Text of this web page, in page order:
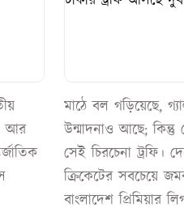
আর
মাঠে বল গড়িয়েছে,
উন্মাদনাও আছে; কিন্তু
সেই চিরচেনা ট্রফি।
ক্রিকেটের সবচেয়ে
বাংলাদেশ প্রিমিয়ার